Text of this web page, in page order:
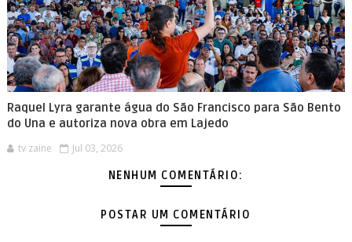
Raquel Lyra garante água do São Francisco para São Bento
do Una e autoriza nova obra em Lajedo
tv zaine Jul 03, 2026
NENHUM COMENTÁRIO:
POSTAR UM COMENTÁRIO